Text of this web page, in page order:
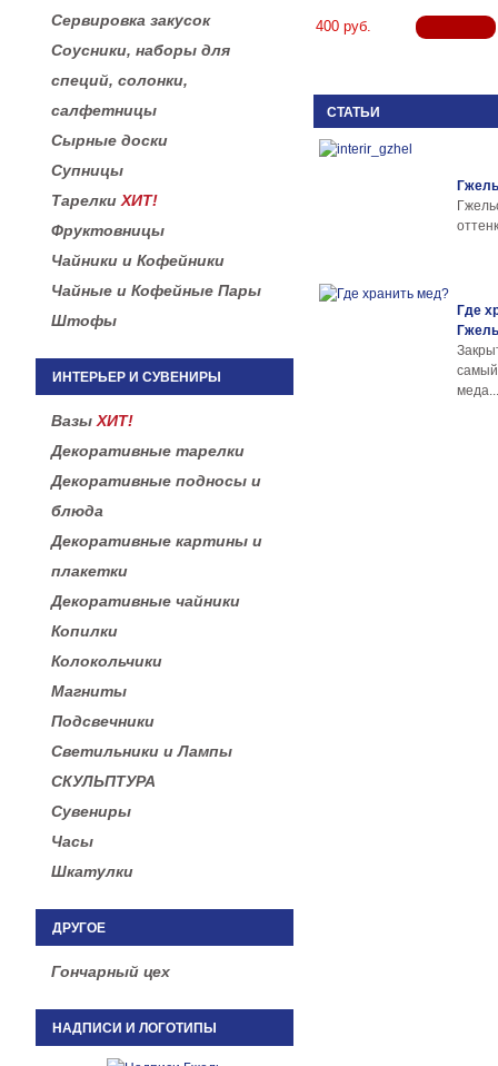
Сервировка закусок
Соусники, наборы для
специй, солонки,
салфетницы
Сырные доски
Супницы
Тарелки ХИТ!
Фруктовницы
Чайники и Кофейники
Чайные и Кофейные Пары
Штофы
ИНТЕРЬЕР И СУВЕНИРЫ
Вазы ХИТ!
Декоративные тарелки
Декоративные подносы и
блюда
Декоративные картины и
плакетки
Декоративные чайники
Копилки
Колокольчики
Магниты
Подсвечники
Светильники и Лампы
СКУЛЬПТУРА
Сувениры
Часы
Шкатулки
ДРУГОЕ
Гончарный цех
НАДПИСИ И ЛОГОТИПЫ
400 руб.
СТАТЬИ
Где
Гжель
меда...